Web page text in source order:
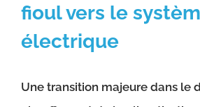
fioul vers le
électrique
Une transition majeure dans le